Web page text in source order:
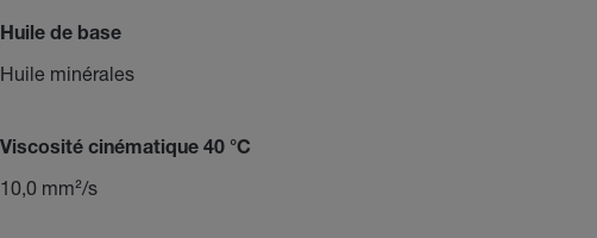
Huile de base
Huile minérales
Viscosité cinématique 40 °C
10,0 mm²/s